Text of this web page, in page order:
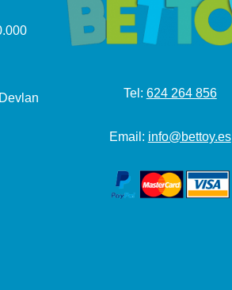
Tel: 624 264 856
Email: info@bettoy.es